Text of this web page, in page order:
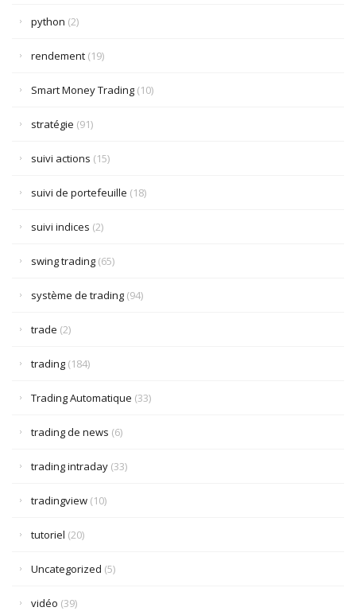
python (2)
rendement (19)
Smart Money Trading (10)
stratégie (91)
suivi actions (15)
suivi de portefeuille (18)
suivi indices (2)
swing trading (65)
système de trading (94)
trade (2)
trading (184)
Trading Automatique (33)
trading de news (6)
trading intraday (33)
tradingview (10)
tutoriel (20)
Uncategorized (5)
vidéo (39)